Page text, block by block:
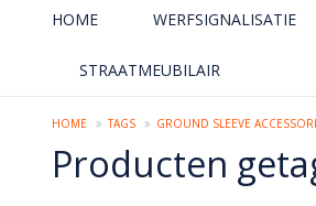
HOME WERFSIGNALISATIE
STRAATMEUBILAIR
HOME TAGS GROUND SLEEVE
Producten